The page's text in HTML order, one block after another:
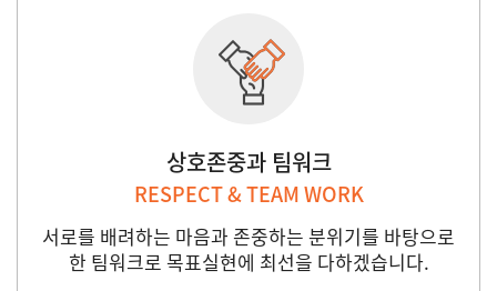
상호존중과 팀워크
RESPECT & TEAM WORK
서로를 배려하는 마음과 존중하는 분위기를 바탕으로
한 팀워크로 목표실현에 최선을 다하겠습니다.